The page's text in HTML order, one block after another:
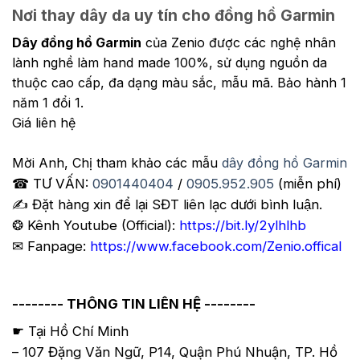
Nơi thay dây da uy tín cho đồng hồ Garmin
Dây đồng hồ Garmin của Zenio được các nghệ nhân
lành nghề làm hand made 100%, sử dụng nguồn da
thuộc cao cấp, đa dạng màu sắc, mẫu mã. Bảo hành 1
năm 1 đổi 1.
Giá liên hệ
Mời Anh, Chị tham khảo các mẫu dây đồng hồ Garmin
☎ TƯ VẤN: 0901440404 / 0905.952.905 (miễn phí)
✍️ Đặt hàng xin để lại SĐT liên lạc dưới bình luận.
❂ Kênh Youtube (Official): https://bit.ly/2ylhlhb
✉ Fanpage: https://www.facebook.com/Zenio.offical
-------- THÔNG TIN LIÊN HỆ --------
☛ Tại Hồ Chí Minh
– 107 Đặng Văn Ngữ, P14, Quận Phú Nhuận, TP. Hồ